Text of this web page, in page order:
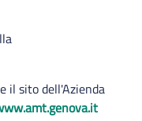
il sito dell'Azienda